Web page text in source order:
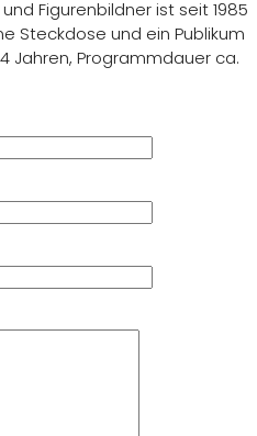
Figurenbildner ist seit 1985
Steckdose und ein Publikum
Jahren, Programmdauer ca.